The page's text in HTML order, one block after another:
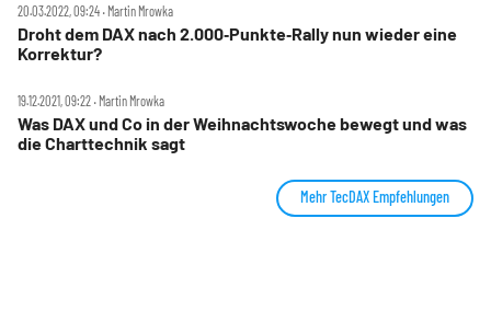
20.03.2022, 09:24 ‧ Martin Mrowka
Droht dem DAX nach 2.000‑Punkte‑Rally nun wieder eine
Korrektur?
19.12.2021, 09:22 ‧ Martin Mrowka
Was DAX und Co in der Weihnachtswoche bewegt und was
die Charttechnik sagt
Mehr TecDAX Empfehlungen